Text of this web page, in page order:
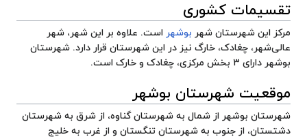
تقسیمات کشوری
مرکز این شهرستان شهر بوشهر است. علاوه بر این شهر، شهر
عالی‌شهر، چغادک، خارگ نیز در این شهرستان قرار دارد. شهرستان
بوشهر دارای ۳ بخش مرکزی، چغادک و خارک است.
موقعیت شهرستان بوشهر
شهرستان بوشهر از شمال به شهرستان گناوه، از شرق به شهرستان
دشتستان، از جنوب به شهرستان تنگستان و از غرب به خلیج